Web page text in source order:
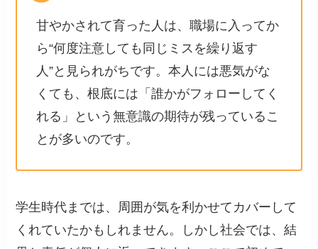
甘やかされて育った人は、職場に入ってか
ら“何度注意しても同じミスを繰り返す
人”と見られがちです。本人には悪気がな
くても、根底には「誰かがフォローしてく
れる」という無意識の期待が残っているこ
とが多いのです。
学生時代までは、周囲が気を利かせてカバーして
くれていたかもしれません。しかし社会では、結